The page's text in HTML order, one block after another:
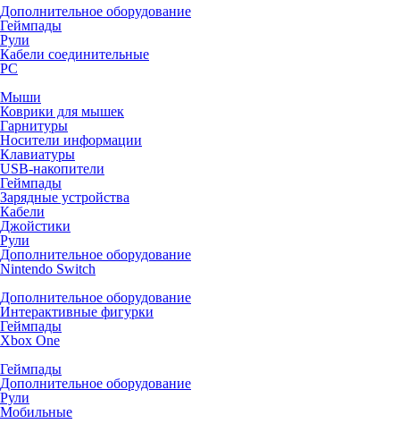
Дополнительное оборудование
Геймпады
Рули
Кабели соединительные
PC
Мыши
Коврики для мышек
Гарнитуры
Носители информации
Клавиатуры
USB-накопители
Геймпады
Зарядные устройства
Кабели
Джойстики
Рули
Дополнительное оборудование
Nintendo Switch
Дополнительное оборудование
Интерактивные фигурки
Геймпады
Xbox One
Геймпады
Дополнительное оборудование
Рули
Мобильные